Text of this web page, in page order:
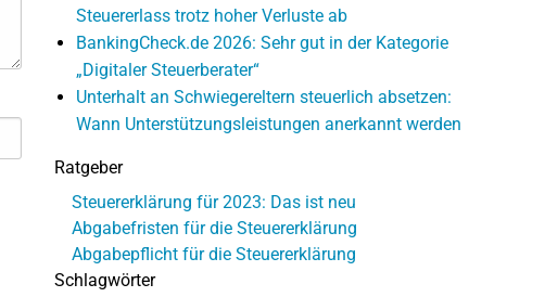
Steuererlass trotz hoher Verluste ab
BankingCheck.de 2026: Sehr gut in der Kategorie
„Digitaler Steuerberater“
Unterhalt an Schwiegereltern steuerlich absetzen:
Wann Unterstützungsleistungen anerkannt werden
Ratgeber
Steuererklärung für 2023: Das ist neu
Abgabefristen für die Steuererklärung
Abgabepflicht für die Steuererklärung
Schlagwörter